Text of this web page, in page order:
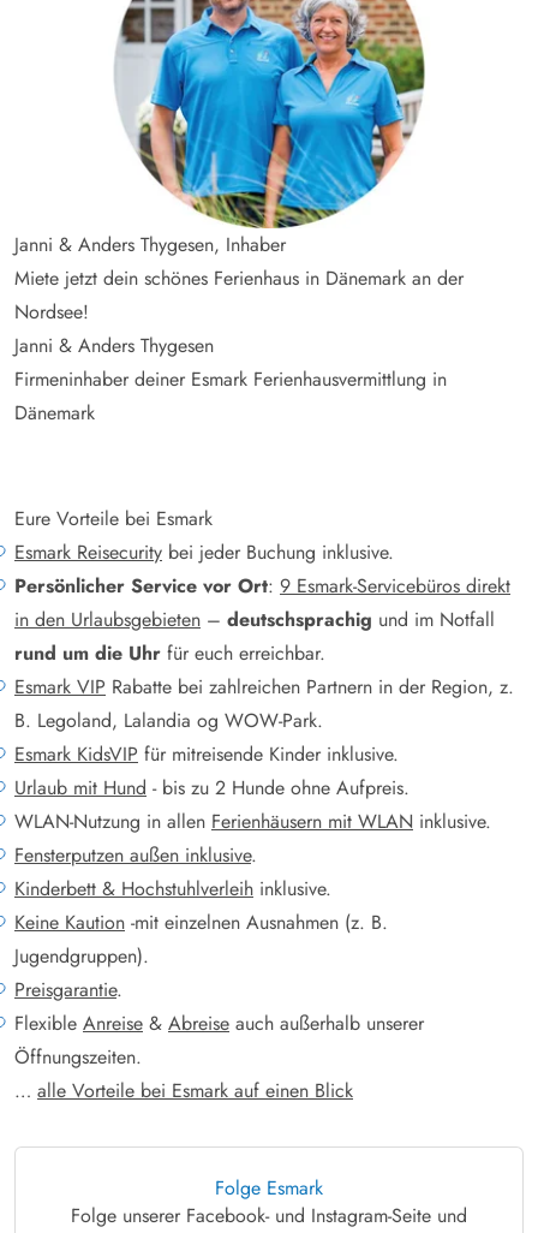
Janni & Anders Thygesen, Inhaber
Miete jetzt dein schönes Ferienhaus in Dänemark an der
Nordsee!
Janni & Anders Thygesen
Firmeninhaber deiner Esmark Ferienhausvermittlung in
Dänemark
Eure Vorteile bei Esmark
Esmark Reisecurity bei jeder Buchung inklusive.
Persönlicher Service vor Ort: 9 Esmark-Servicebüros direkt
in den Urlaubsgebieten – deutschsprachig und im Notfall
rund um die Uhr für euch erreichbar.
Esmark VIP Rabatte bei zahlreichen Partnern in der Region, z.
B. Legoland, Lalandia og WOW-Park.
Esmark KidsVIP für mitreisende Kinder inklusive.
Urlaub mit Hund - bis zu 2 Hunde ohne Aufpreis.
WLAN-Nutzung in allen Ferienhäusern mit WLAN inklusive.
Fensterputzen außen inklusive.
Kinderbett & Hochstuhlverleih inklusive.
Keine Kaution -mit einzelnen Ausnahmen (z. B.
Jugendgruppen).
Preisgarantie.
Flexible Anreise & Abreise auch außerhalb unserer
Öffnungszeiten.
… alle Vorteile bei Esmark auf einen Blick
Folge Esmark
Folge unserer Facebook- und Instagram-Seite und